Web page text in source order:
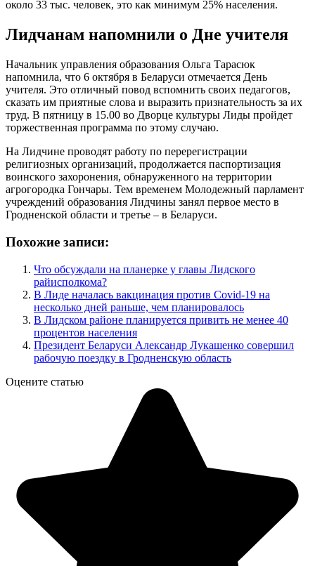
около 33 тыс. человек, это как минимум 25% населения.
Лидчанам напомнили о Дне учителя
Начальник управления образования Ольга Тарасюк
напомнила, что 6 октября в Беларуси отмечается День
учителя. Это отличный повод вспомнить своих педагогов,
сказать им приятные слова и выразить признательность за их
труд. В пятницу в 15.00 во Дворце культуры Лиды пройдет
торжественная программа по этому случаю.
На Лидчине проводят работу по перерегистрации
религиозных организаций, продолжается паспортизация
воинского захоронения, обнаруженного на территории
агрогородка Гончары. Тем временем Молодежный парламент
учреждений образования Лидчины занял первое место в
Гродненской области и третье – в Беларуси.
Похожие записи:
Что обсуждали на планерке у главы Лидского
райисполкома?
В Лиде началась вакцинация против Covid-19 на
несколько дней раньше, чем планировалось
В Лидском районе планируется привить не менее 40
процентов населения
Президент Беларуси Александр Лукашенко совершил
рабочую поездку в Гродненскую область
Оцените статью